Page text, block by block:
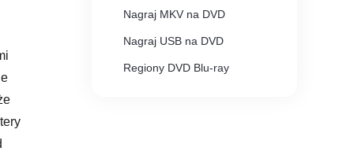
Nagraj MKV na DVD
Nagraj USB na DVD
Regiony DVD Blu-ray